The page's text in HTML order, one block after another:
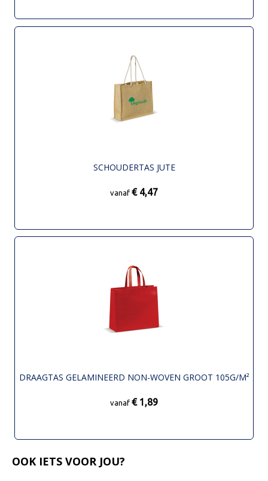
SCHOUDERTAS JUTE
vanaf € 4,47
DRAAGTAS GELAMINEERD NON-WOVEN GROOT 105G/M²
vanaf € 1,89
OOK IETS VOOR JOU?